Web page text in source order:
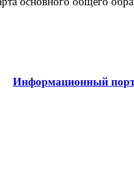
Информационный